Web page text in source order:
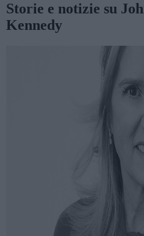
Storie e notizie su
Kennedy